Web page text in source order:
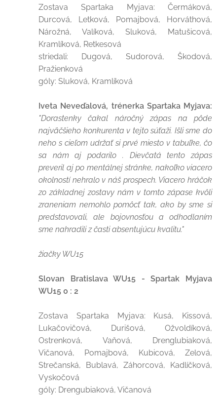
Zostava Spartaka Myjava: Čermáková,
Durcová, Letková, Pomajbová, Horváthová,
Nárožná, Valíková, Sluková, Matušicová,
Kramlíková, Retkesová
striedali: Dugová, Sudorová, Škodová,
Pražienková
góly: Sluková, Kramlíková
Iveta Neveďalová, trénerka Spartaka Myjava:
"Dorastenky čakal náročný zápas na pôde
najväčšieho konkurenta v tejto súťaži. Išli sme do
neho s cieľom udržať si prvé miesto v tabuľke, čo
sa nám aj podarilo . Dievčatá tento zápas
preveril aj po mentálnej stránke, nakoľko viacero
okolností nehralo v náš prospech. Viacero hráčok
zo základnej zostavy nám v tomto zápase kvôli
zraneniam nemohlo pomôcť tak, ako by sme si
predstavovali, ale bojovnosťou a odhodlaním
sme nahradili z časti absentujúcu kvalitu."
žiačky WU15
Slovan Bratislava WU15 - Spartak Myjava
WU15 0 : 2
Zostava Spartaka Myjava: Kusá, Kissová,
Lukačovičová, Durišová, Ožvoldíková,
Ostrenková, Vaňová, Drenglubiaková,
Vičanová, Pomajbová, Kubicová, Zelová,
Strečanská, Bublavá, Záhorcová, Kadlíčková,
Vyskočová
góly: Drengubiaková, Vičanová